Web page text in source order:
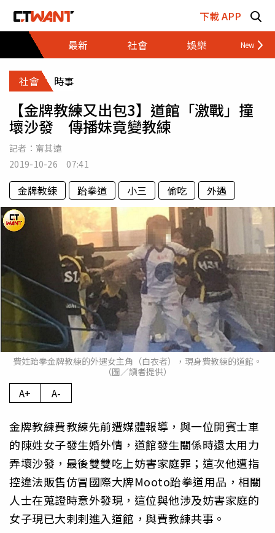
下載 APP
最新
社會 娛樂 財經
社會 時事
【金牌教練又出包3】道館「激戰」撞
壞沙發 傳播妹竟變教練
記者： 甯其遠
2019-10-26 07:41
金牌教練 跆拳道 小三 偷吃 外遇
費姓跆拳金牌教練的外遇女主角（白衣者），現身費教練的道館。
（圖／讀者提供）
A+ A-
金牌教練費教練先前遭媒體報導，與一位開賓士車
的陳姓女子發生婚外情，道館發生關係時還太用力
弄壞沙發，最後雙雙吃上妨害家庭罪；這次他遭指
控違法販售仿冒國際大牌Mooto跆拳道用品，相關
人士在蒐證時意外發現，這位與他涉及妨害家庭的
女子現已大剌剌進入道館，與費教練共事。